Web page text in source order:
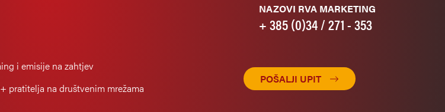
i emisije na zahtjev
pratitelja na društvenim mrežama
NAZOVI RVA MARKETING
+ 385 (0)34 / 271 - 353
POŠALJI UPIT